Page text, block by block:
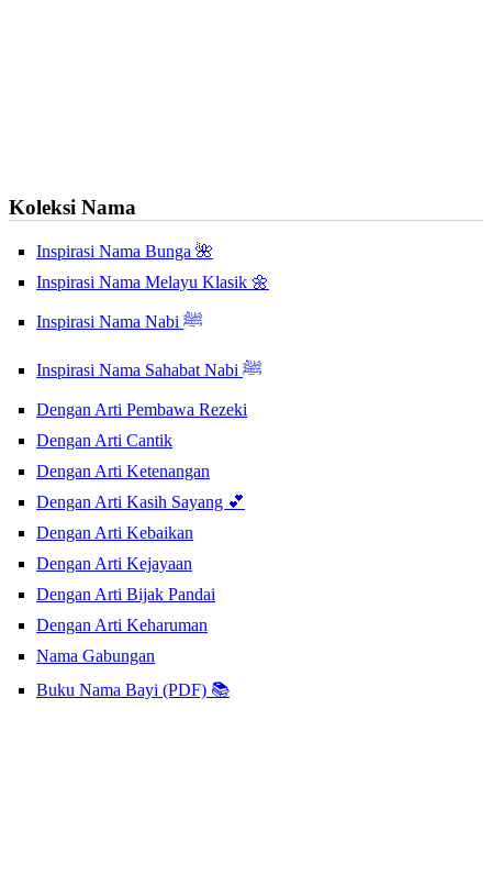
Koleksi Nama
Inspirasi Nama Bunga 🌺
Inspirasi Nama Melayu Klasik 🌼
Inspirasi Nama Nabi ﷺ
Inspirasi Nama Sahabat Nabi ﷺ
Dengan Arti Pembawa Rezeki
Dengan Arti Cantik
Dengan Arti Ketenangan
Dengan Arti Kasih Sayang 💕
Dengan Arti Kebaikan
Dengan Arti Kejayaan
Dengan Arti Bijak Pandai
Dengan Arti Keharuman
Nama Gabungan
Buku Nama Bayi (PDF) 📚